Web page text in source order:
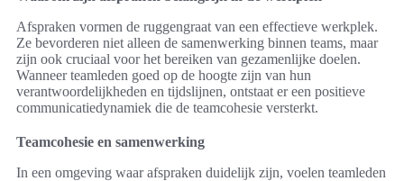
Afspraken vormen de ruggengraat van een effectieve werkplek.
Ze bevorderen niet alleen de samenwerking binnen teams, maar
zijn ook cruciaal voor het bereiken van gezamenlijke doelen.
Wanneer teamleden goed op de hoogte zijn van hun
verantwoordelijkheden en tijdslijnen, ontstaat er een positieve
communicatiedynamiek die de teamcohesie versterkt.
Teamcohesie en samenwerking
In een omgeving waar afspraken duidelijk zijn, voelen teamleden